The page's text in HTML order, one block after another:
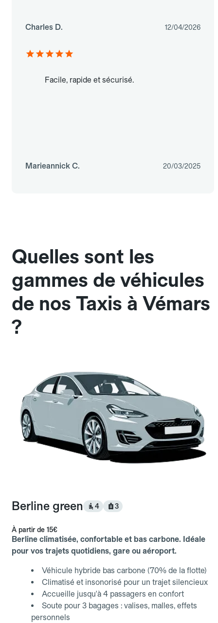
Charles D. 12/04/2026
Facile, rapide et sécurisé.
Marieannick C. 20/03/2025
Quelles sont les
gammes de véhicules
de nos Taxis à Vémars
?
Berline green 4 3
À partir de 15€
Berline climatisée, confortable et bas carbone. Idéale
pour vos trajets quotidiens, gare ou aéroport.
Véhicule hybride bas carbone (70% de la flotte)
Climatisé et insonorisé pour un trajet silencieux
Accueille jusqu'à 4 passagers en confort
Soute pour 3 bagages : valises, malles, effets
personnels